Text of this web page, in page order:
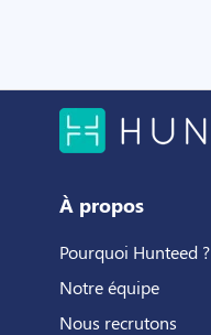
À propos
Pourquoi Hunteed ?
Notre équipe
Nous recrutons